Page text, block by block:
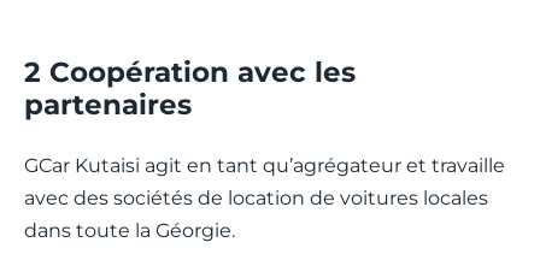
2 Coopération avec les
partenaires
GCar Kutaisi agit en tant qu’agrégateur et travaille
avec des sociétés de location de voitures locales
dans toute la Géorgie.